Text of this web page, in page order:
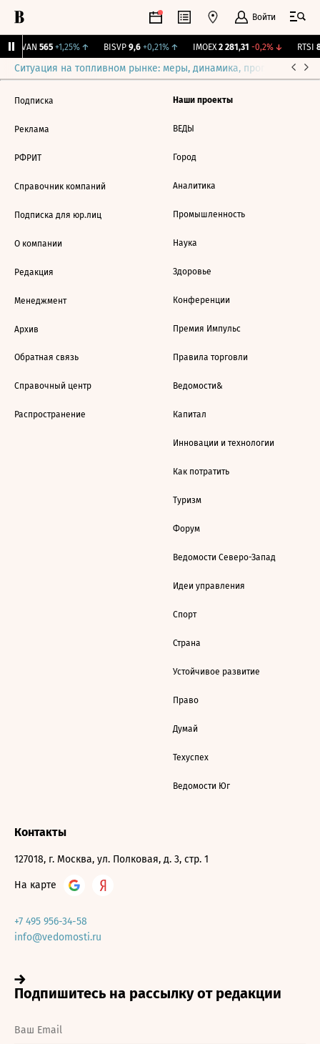
Войти
AVAN 565 +1,25%↑ BISVP 9,6 +0,21%↑ IMOEX 2 281,31 -0,2%↓ RTSI
Ситуация на топливном рынке: меры, динамика, прогнозы
Подписка
Реклама
РФРИТ
Справочник компаний
Подписка для юр.лиц
О компании
Редакция
Менеджмент
Архив
Обратная связь
Справочный центр
Распространение
Наши проекты
ВЕДЫ
Город
Аналитика
Промышленность
Наука
Здоровье
Конференции
Премия Импульс
Правила торговли
Ведомости&
Капитал
Инновации и технологии
Как потратить
Туризм
Форум
Ведомости Северо-Запад
Идеи управления
Спорт
Страна
Устойчивое развитие
Право
Думай
Техуспех
Ведомости Юг
Контакты
127018, г. Москва, ул. Полковая, д. 3, стр. 1
На карте
+7 495 956-34-58
info@vedomosti.ru